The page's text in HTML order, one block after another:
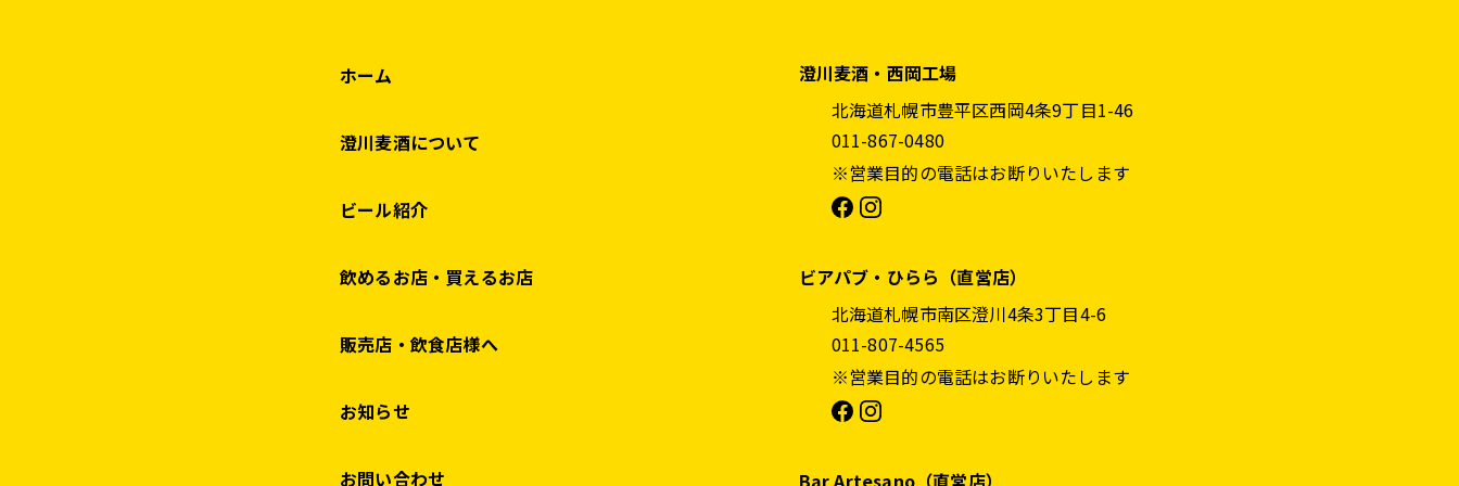
ホーム
澄川麦酒について
ビール紹介
飲めるお店・買えるお店
販売店・飲食店様へ
お知らせ
お問い合わせ
澄川麦酒・西岡工場
北海道札幌市豊平区西岡4条9丁目1-46
011-867-0480
※営業目的の電話はお断りいたします
ビアパブ・ひらら（直営店）
北海道札幌市南区澄川4条3丁目4-6
011-807-4565
※営業目的の電話はお断りいたします
Bar Artesano（直営店）